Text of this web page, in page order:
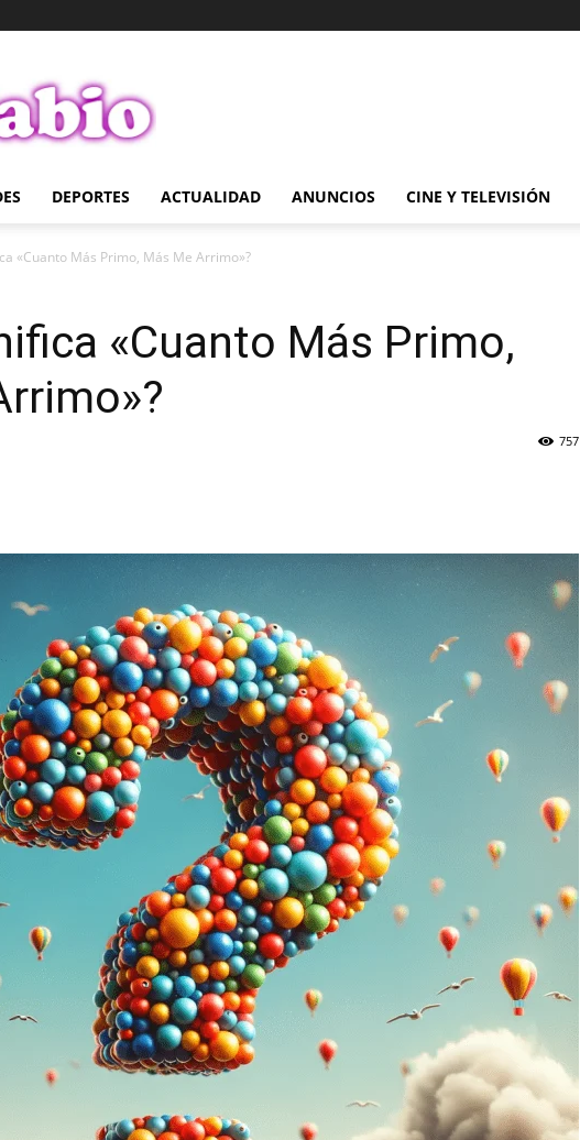
Sabio
DEPORTES ACTUALIDAD ANUNCIOS CINE Y TELEVISIÓN
«Cuanto Más Primo, Más Me Arrimo»?
«Cuanto Más Primo,
757